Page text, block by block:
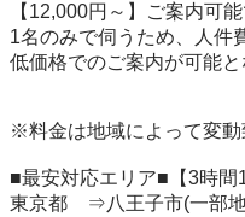
【12,000円～】ご案内可能
1名のみで伺うため、人件
低価格でのご案内が可能と
※料金は地域によって変
■最安対応エリア■【3時間
東京都　⇒八王子市(一部